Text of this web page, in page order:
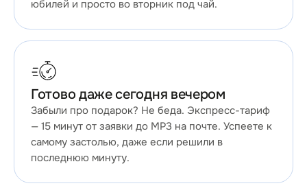
юбилей и просто во вторник под чай.
Готово даже сегодня вечером
Забыли про подарок? Не беда. Экспресс-тариф
— 15 минут от заявки до MP3 на почте. Успеете к
самому застолью, даже если решили в
последнюю минуту.